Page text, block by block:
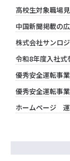
高校生対象職場
中国新聞掲載の
株式会社サンロ
令和8年度入社式
優秀安全運転事業
優秀安全運転事業
ホームページ 運